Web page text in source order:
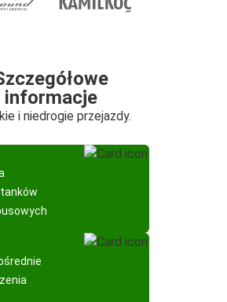
informacje
i niedrogie przejazdy.